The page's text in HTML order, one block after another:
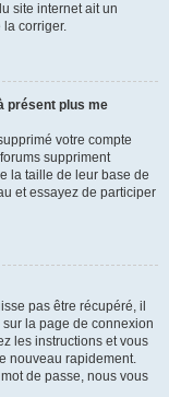
site internet ait un
la corriger.
présent plus me
votre compte
suppriment
la taille de leur base de
et essayez de participer
pas être récupéré, il
la page de connexion
les instructions et vous
nouveau rapidement.
de passe, nous vous